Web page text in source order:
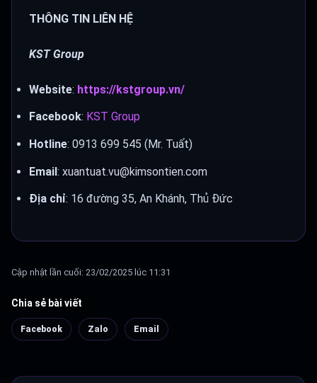
THÔNG TIN LIÊN HỆ
KST Group
Website: https://kstgroup.vn/
Facebook: KST Group
Hotline: 0913 699 545 (Mr. Tuất)
Email: xuantuat.vu@kimsontien.com
Địa chỉ: 16 đường 35, An Khánh, Thủ Đức
Cập nhật lần cuối: 23/02/2025 lúc 11:31
Chia sẻ bài viết
Facebook Zalo Email